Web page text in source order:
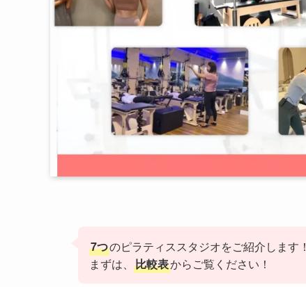
7つのピラティススタジオをご紹介します！
まずは、 比較表からご覧ください！